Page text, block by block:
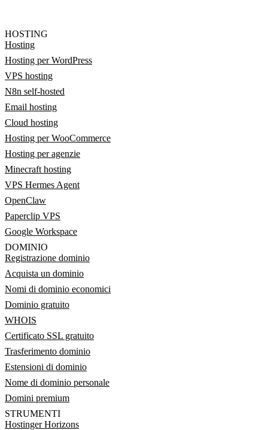
HOSTING
Hosting
Hosting per WordPress
VPS hosting
N8n self-hosted
Email hosting
Cloud hosting
Hosting per WooCommerce
Hosting per agenzie
Minecraft hosting
VPS Hermes Agent
OpenClaw
Paperclip VPS
Google Workspace
DOMINIO
Registrazione dominio
Acquista un dominio
Nomi di dominio economici
Dominio gratuito
WHOIS
Certificato SSL gratuito
Trasferimento dominio
Estensioni di dominio
Nome di dominio personale
Domini premium
STRUMENTI
Hostinger Horizons